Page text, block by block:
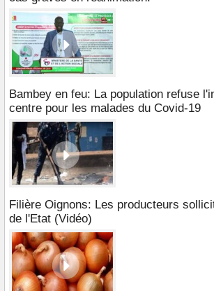
Bambey en feu: La population refuse
centre pour les malades du Covid-19
Filière Oignons: Les producteurs
de l'Etat (Vidéo)